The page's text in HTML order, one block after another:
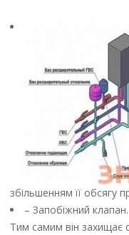
збільшенням її обсягу
– Запобіжний
Тим самим він захищає